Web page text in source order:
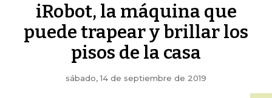
iRobot, la máquina que
puede trapear y brillar los
pisos de la casa
sábado, 14 de septiembre de 2019